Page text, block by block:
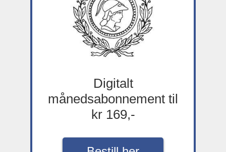
Digitalt
månedsabonnement til
kr 169,-